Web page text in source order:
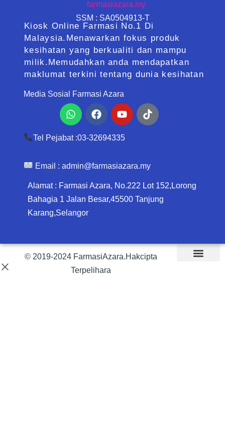
SSM : SA0504913-T
Kiosk Online Farmasi No.1 Di
Malaysia.Menawarkan fokus produk
kesihatan yang berkualiti dan mampu
milik.Memudahkan anda mendapatkan
maklumat terkini tentang dunia kesihatan
Media Sosial Farmasi Azara
WhatsappFacebookYoutubeTiktok
Tel Pejabat :03-32694335
Email : admin@farmasiazara.my
Alamat : Farmasi Azara, No.222 Lot 152,Lorong
Bahagia 1 Jalan Besar,45500 Tanjung
Karang,Selangor
© 2019-2024 FarmasiAzara.Hakcipta
Terpelihara